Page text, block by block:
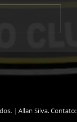
| Allan Silva. Contato: